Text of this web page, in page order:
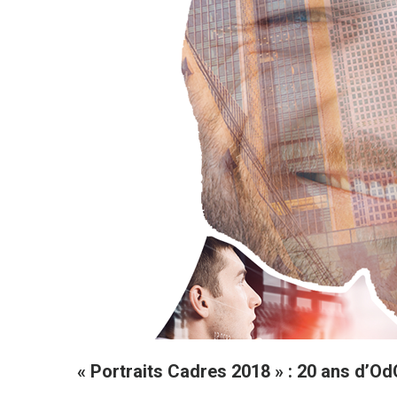
« Portraits Cadres 2018 » : 20 ans